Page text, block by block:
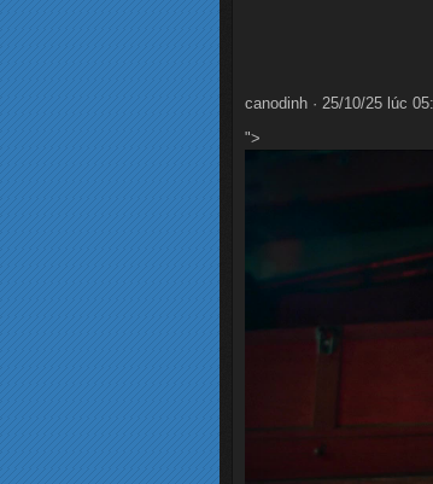
canodinh · 25/10/25 lúc
">